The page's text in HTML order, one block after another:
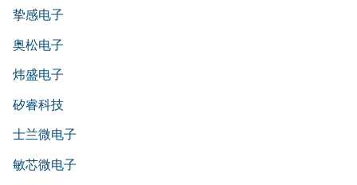
挚感电子
奥松电子
炜盛电子
矽睿科技
士兰微电子
敏芯微电子